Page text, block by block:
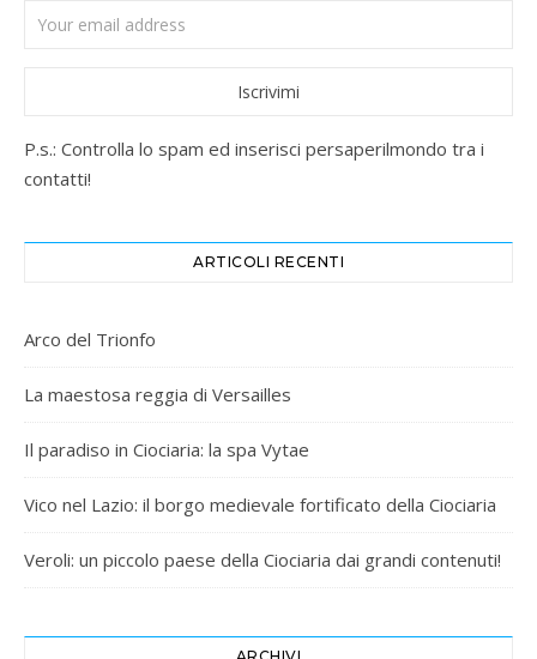
P.s.: Controlla lo spam ed inserisci persaperilmondo tra i
contatti!
ARTICOLI RECENTI
Arco del Trionfo
La maestosa reggia di Versailles
Il paradiso in Ciociaria: la spa Vytae
Vico nel Lazio: il borgo medievale fortificato della Ciociaria
Veroli: un piccolo paese della Ciociaria dai grandi contenuti!